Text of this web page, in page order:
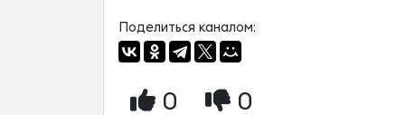
Поделиться каналом:
0 0